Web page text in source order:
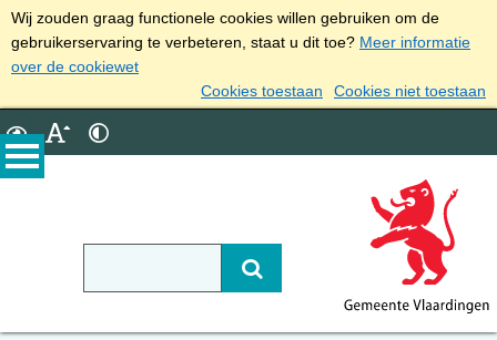
Wij zouden graag functionele cookies willen gebruiken om de
gebruikerservaring te verbeteren, staat u dit toe? Meer informatie
over de cookiewet
Cookies toestaan
Cookies niet toestaan